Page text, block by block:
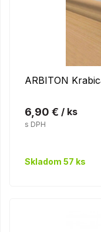
ARBITON
6,90 € / ks
s DPH
Skladom 57 ks